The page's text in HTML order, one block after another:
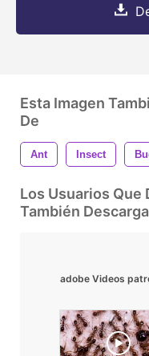
Esta Imagen
De
Ant Insect
Los Usuarios Que
También
adobe Videos